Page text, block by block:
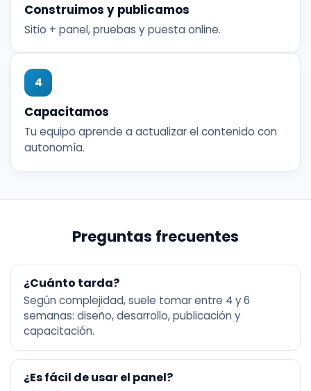
Construimos y publicamos
Sitio + panel, pruebas y puesta online.
4
Capacitamos
Tu equipo aprende a actualizar el contenido con
autonomía.
Preguntas frecuentes
¿Cuánto tarda?
Según complejidad, suele tomar entre 4 y 6
semanas: diseño, desarrollo, publicación y
capacitación.
¿Es fácil de usar el panel?